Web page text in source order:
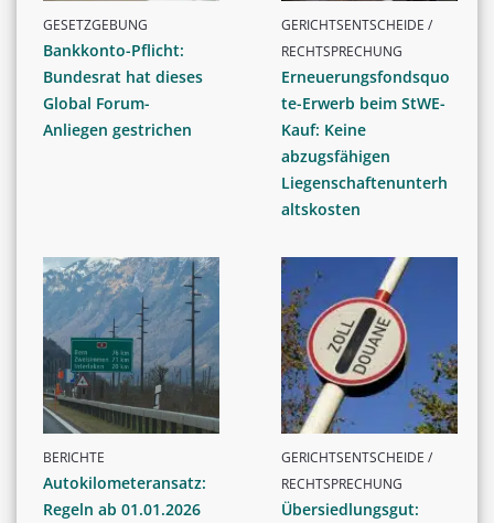
GESETZGEBUNG
Bankkonto-Pflicht:
Bundesrat hat dieses
Global Forum-
Anliegen gestrichen
GERICHTSENTSCHEIDE /
RECHTSPRECHUNG
Erneuerungsfondsquo
te-Erwerb beim StWE-
Kauf: Keine
abzugsfähigen
Liegenschaftenunterh
altskosten
BERICHTE
Autokilometeransatz:
Regeln ab 01.01.2026
GERICHTSENTSCHEIDE /
RECHTSPRECHUNG
Übersiedlungsgut: